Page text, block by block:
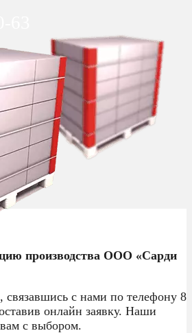
производства ООО «Сарди
с нами по телефону 8
онлайн заявку. Наши
с выбором.